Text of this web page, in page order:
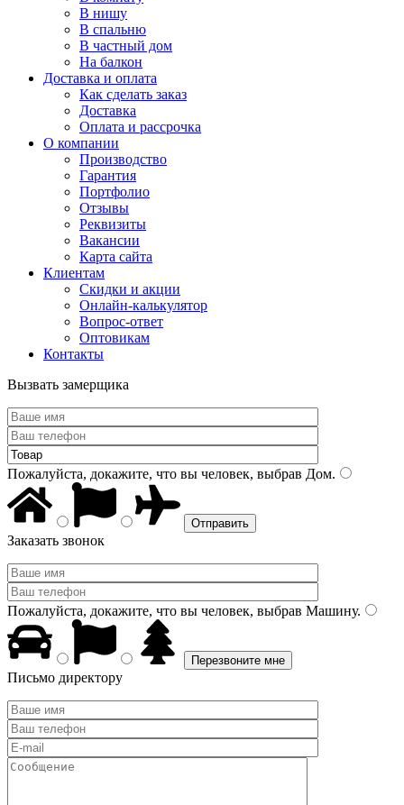
В нишу
В спальню
В частный дом
На балкон
Доставка и оплата
Как сделать заказ
Доставка
Оплата и рассрочка
О компании
Производство
Гарантия
Портфолио
Отзывы
Реквизиты
Вакансии
Карта сайта
Клиентам
Скидки и акции
Онлайн-калькулятор
Вопрос-ответ
Оптовикам
Контакты
Вызвать замерщика
Пожалуйста, докажите, что вы человек, выбрав Дом.
Заказать звонок
Пожалуйста, докажите, что вы человек, выбрав Машину.
Письмо директору